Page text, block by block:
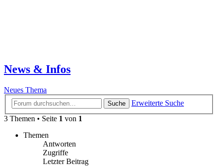
News & Infos
Neues Thema
Suche
Erweiterte Suche
3 Themen • Seite 1 von 1
Themen
Antworten
Zugriffe
Letzter Beitrag